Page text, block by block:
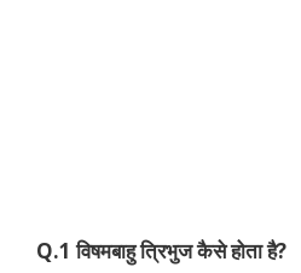
Q.1 विषमबाहु त्रिभुज कैसे होता है?